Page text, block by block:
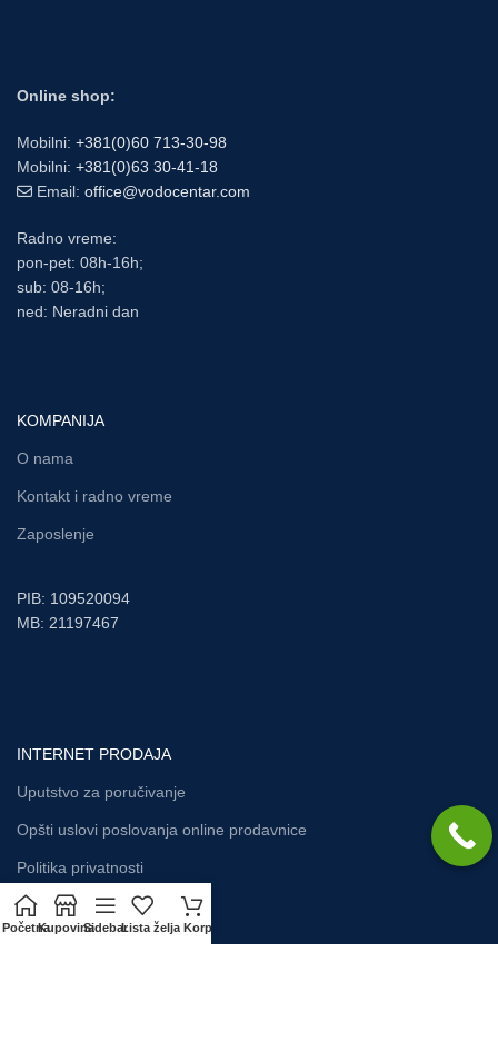
Online shop:
Mobilni: +381(0)60 713-30-98
Mobilni: +381(0)63 30-41-18
Email: office@vodocentar.com
Radno vreme:
pon-pet: 08h-16h;
sub: 08-16h;
ned: Neradni dan
KOMPANIJA
O nama
Kontakt i radno vreme
Zaposlenje
PIB: 109520094
MB: 21197467
INTERNET PRODAJA
Uputstvo za poručivanje
Opšti uslovi poslovanja online prodavnice
Politika privatnosti
PočetnaKupovinaSidebarLista želja Korpa